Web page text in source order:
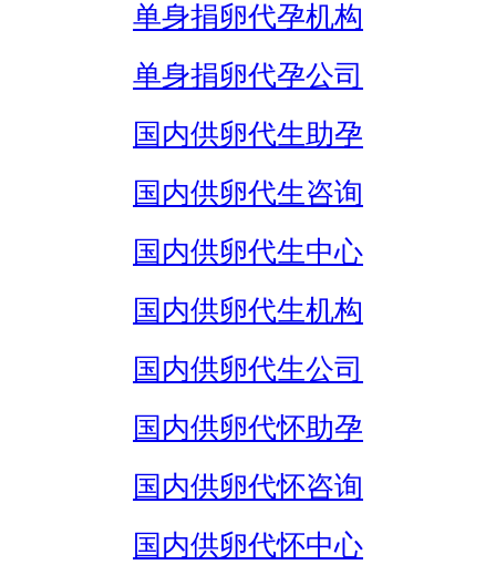
单身捐卵代孕机构
单身捐卵代孕公司
国内供卵代生助孕
国内供卵代生咨询
国内供卵代生中心
国内供卵代生机构
国内供卵代生公司
国内供卵代怀助孕
国内供卵代怀咨询
国内供卵代怀中心